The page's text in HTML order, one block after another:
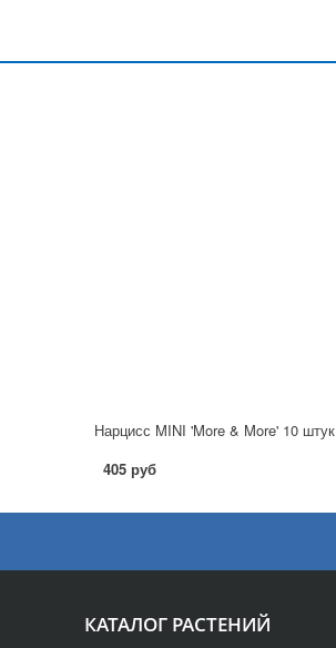
Нарцисс MINI 'More & More' 10 штук
405 руб
КАТАЛОГ РАСТЕНИЙ